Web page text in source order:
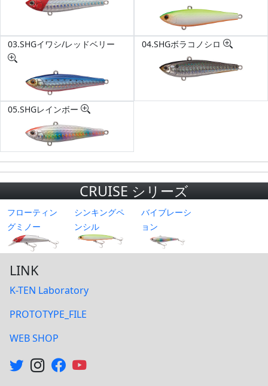
03.SHGイワシ/レッドベリー 04.SHGボラコノシロ
05.SHGレインボー
CRUISE シリーズ
フローティン
グミノー
シンキングペ
ンシル
バイブレーシ
ョン
LINK
K-TEN Laboratory
PROTOTYPE_FILE
WEB SHOP